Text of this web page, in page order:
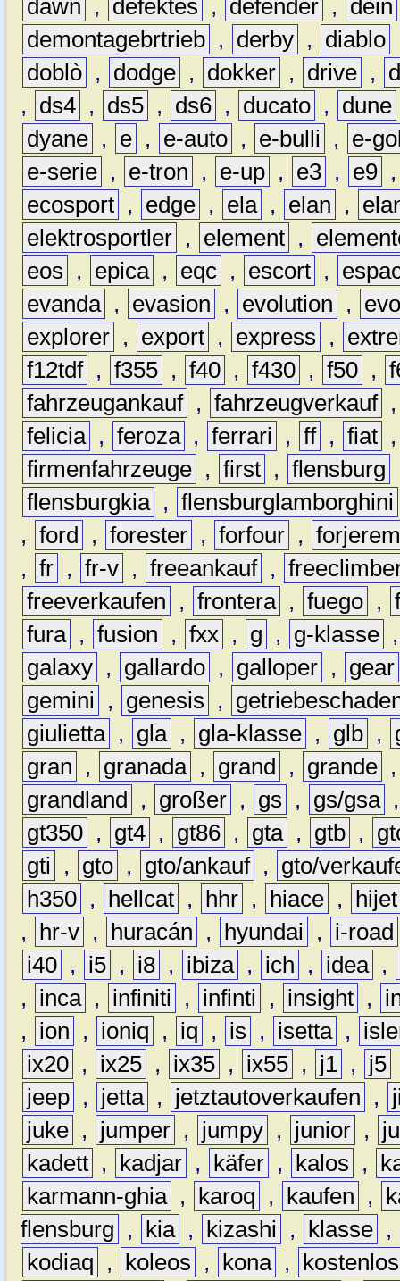
dawn , defektes , defender , dein
demontagebrtrieb , derby , diablo
doblò , dodge , dokker , drive ,
,
ds4 , ds5 , ds6 , ducato , dune
dyane , e , e-auto , e-bulli ,
e-
e-serie , e-tron , e-up , e3 , e9
ecosport , edge , ela , elan ,
elektrosportler , element ,
eos
, epica , eqc , escort ,
evanda , evasion , evolution ,
explorer , export , express ,
f12tdf , f355 , f40 , f430 , f50 ,
fahrzeugankauf , fahrzeugverkauf
felicia , feroza , ferrari , ff , fiat
firmenfahrzeuge , first , flensburg
flensburgkia , flensburglamborghini
, ford , forester , forfour ,
, fr , fr-v , freeankauf ,
freeverkaufen
, frontera , fuego ,
fura , fusion , fxx , g , g-klasse
galaxy , gallardo , galloper ,
gear
gemini
, genesis ,
giulietta , gla , gla-klasse , glb ,
gran
, granada , grand , grande
grandland
, großer , gs , gs/gsa
gt350 , gt4 , gt86 , gta , gtb ,
gti
, gto , gto/ankauf ,
gto/
h350 , hellcat , hhr , hiace ,
hijet
,
hr-v , huracán , hyundai ,
i-road
i40 , i5 , i8 , ibiza , ich , idea ,
,
inca , infiniti , infinti , insight ,
,
ion , ioniq , iq , is , isetta ,
ix20 , ix25 , ix35 , ix55 , j1 , j5
jeep , jetta , jetztautoverkaufen ,
juke , jumper , jumpy , junior ,
kadett , kadjar , käfer , kalos ,
karmann-ghia , karoq , kaufen ,
flensburg
, kia , kizashi , klasse ,
kodiaq
, koleos , kona ,
kostenlos